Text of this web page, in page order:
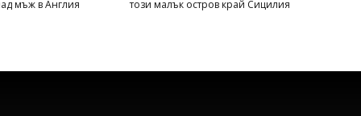
на прожекторите след катастрофата в
мъж в Англия
този малък остров край Сицилия